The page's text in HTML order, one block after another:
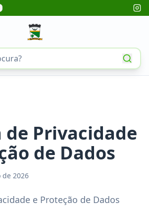
Privacidade
de Dados
2026
e Proteção de Dados